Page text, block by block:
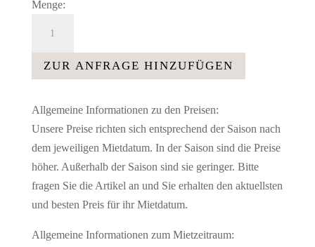
Menge:
weiß
-
2,50
m
Menge
ZUR ANFRAGE HINZUFÜGEN
Allgemeine Informationen zu den Preisen:
Unsere Preise richten sich entsprechend der Saison nach
dem jeweiligen Mietdatum. In der Saison sind die Preise
höher. Außerhalb der Saison sind sie geringer. Bitte
fragen Sie die Artikel an und Sie erhalten den aktuellsten
und besten Preis für ihr Mietdatum.
Allgemeine Informationen zum Mietzeitraum: